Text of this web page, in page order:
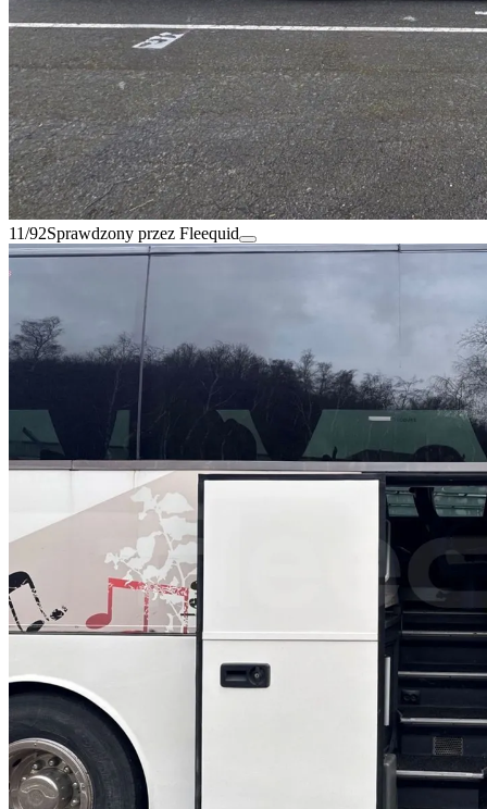
11/92Sprawdzony przez Fleequid